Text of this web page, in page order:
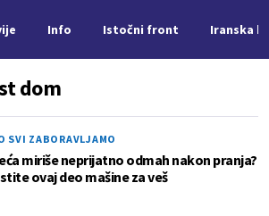
Info Istočni front Iranska
dom
SVI ZABORAVLJAMO
miriše neprijatno odmah nakon pranja?
ovaj deo mašine za veš